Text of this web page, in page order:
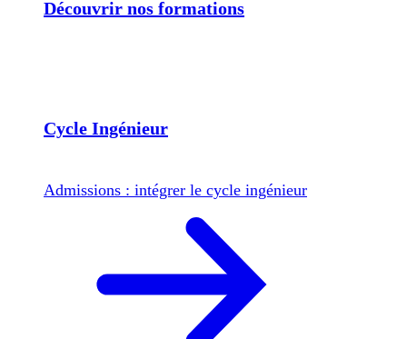
Découvrir nos formations
Cycle Ingénieur
Admissions : intégrer le cycle ingénieur